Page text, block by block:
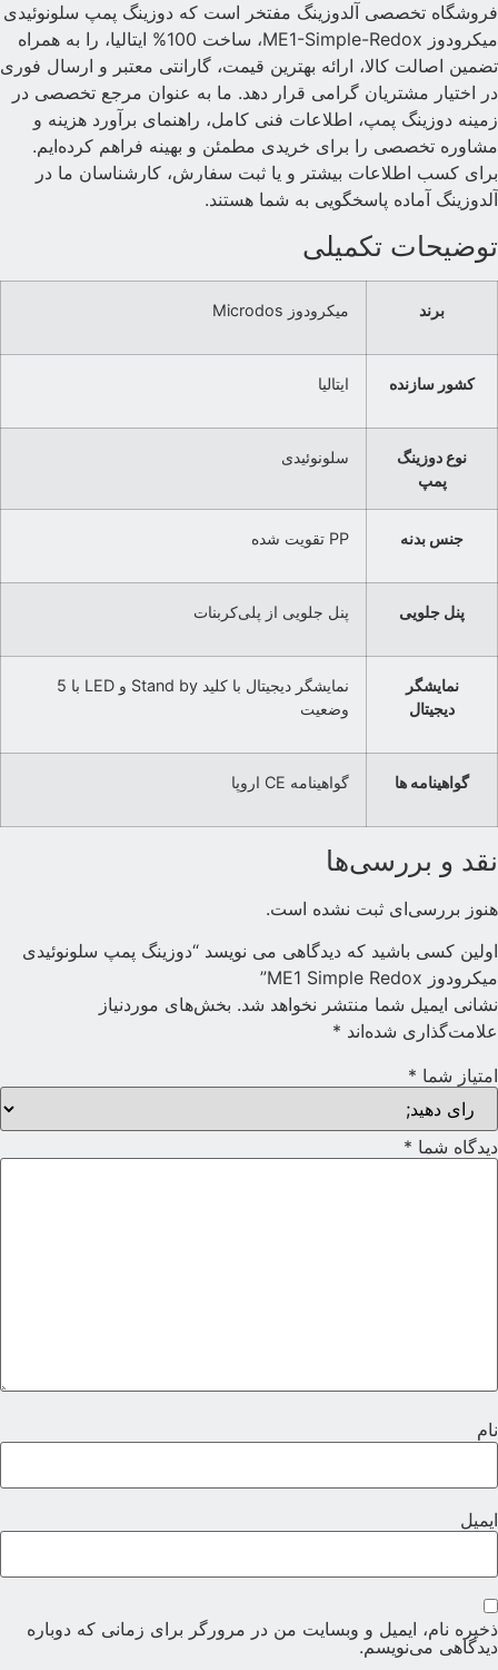
فروشگاه تخصصی آلدوزینگ مفتخر است که دوزینگ پمپ سلونوئیدی
میکرودوز ME1-Simple-Redox، ساخت 100% ایتالیا، را به همراه
تضمین اصالت کالا، ارائه بهترین قیمت، گارانتی معتبر و ارسال فوری
در اختیار مشتریان گرامی قرار دهد. ما به عنوان مرجع تخصصی در
زمینه دوزینگ پمپ، اطلاعات فنی کامل، راهنمای برآورد هزینه و
مشاوره تخصصی را برای خریدی مطمئن و بهینه فراهم کرده‌ایم.
برای کسب اطلاعات بیشتر و یا ثبت سفارش، کارشناسان ما در
آلدوزینگ آماده پاسخگویی به شما هستند.
توضیحات تکمیلی
برند میکرودوز Microdos
کشور سازنده ایتالیا
نوع دوزینگ
پمپ
سلونوئیدی
جنس بدنه PP تقویت شده
پنل جلویی پنل جلویی از پلی‌کربنات
نمایشگر
دیجیتال
نمایشگر دیجیتال با کلید Stand by و LED با 5
وضعیت
گواهینامه ها گواهینامه CE اروپا
نقد و بررسی‌ها
هنوز بررسی‌ای ثبت نشده است.
اولین کسی باشید که دیدگاهی می نویسد “دوزینگ پمپ سلونوئیدی
میکرودوز ME1 Simple Redox”
نشانی ایمیل شما منتشر نخواهد شد. بخش‌های موردنیاز
علامت‌گذاری شده‌اند *
امتیاز شما *
دیدگاه شما *
نام
ایمیل
ذخیره نام، ایمیل و وبسایت من در مرورگر برای زمانی که دوباره
دیدگاهی می‌نویسم.